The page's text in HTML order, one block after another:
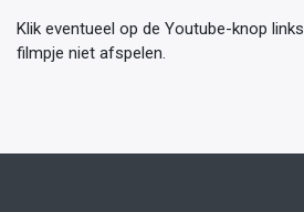
Klik eventueel op de Youtube-knop
filmpje niet afspelen.